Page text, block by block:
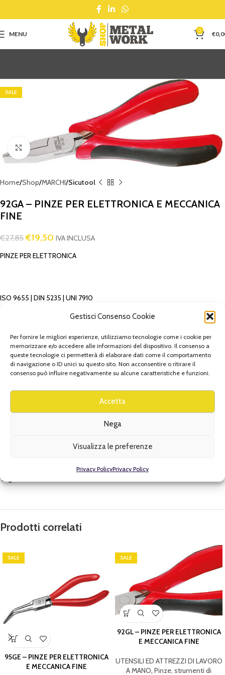
Gestisci Consenso Cookie
Per fornire le migliori esperienze, utilizziamo tecnologie come i cookie per
memorizzare e/o accedere alle informazioni del dispositivo. Il consenso a
queste tecnologie ci permetterà di elaborare dati come il comportamento
di navigazione o ID unici su questo sito. Non acconsentire o ritirare il
consenso può influire negativamente su alcune caratteristiche e funzioni.
Accetta
Nega
Visualizza le preferenze
Privacy PolicyPrivacy Policy
MENU 0 €
SALE
Click to enlarge
Home Shop MARCHI Sicutool
92GA – PINZE PER ELETTRONICA E MECCANICA
FINE
€27,85 €19,50 IVA INCLUSA
PINZE PER ELETTRONICA
ISO 9655 | DIN 5235 | UNI 7910
In acciaio speciale. Becchi temprati. Cerniera semplice.
Esecuzione cromata nera.
Tipo con becchi piatti, diritti, lisci.
AGGIUNGI AL CARRELLO
UTENSILI ED ATTREZZI DI LAVORO A MANO
Tag:
Prodotti correlati
SALE
95GE – PINZE PER ELETTRONICA
E MECCANICA FINE
SALE
92GL – PINZE PER ELETTRONICA
E MECCANICA FINE
UTENSILI ED ATTREZZI DI LAVORO
A MANO, Pinze, strumenti di